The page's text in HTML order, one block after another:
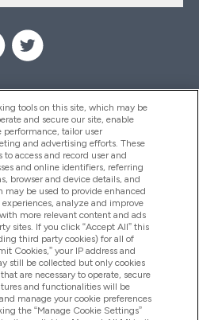
tools on this site, which may be
and secure our site, enable
performance, tailor user
and advertising efforts. These
access and record user and
and online identifiers, referring
browser and device details, and
be used to provide enhanced
analyze and improve
more relevant content and ads
sites. If you click “Accept All” this
third party cookies) for all of
Cookies,” your IP address and
still be collected but only cookies
are necessary to operate, secure
and functionalities will be
manage your cookie preferences
the “Manage Cookie Settings”